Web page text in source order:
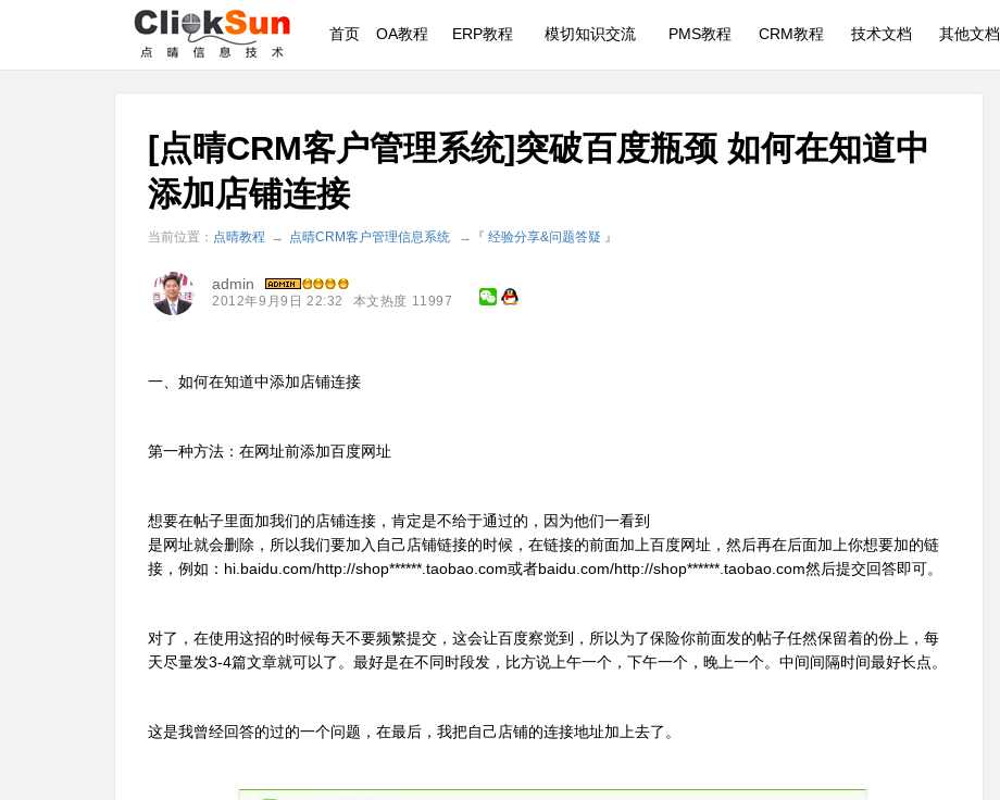
首页 OA教程 ERP教程 模切知识交流 PMS教程 CRM教程 技术文档 其他文档
[点晴CRM客户管理系统]突破百度瓶颈 如何在知道中
添加店铺连接
当前位置： 点晴教程 → 点晴CRM客户管理信息系统 → 『 经验分享&问题答疑 』
admin
2012年9月9日 22:32 本文热度 11997
一、如何在知道中添加店铺连接
第一种方法：在网址前添加百度网址
想要在帖子里面加我们的店铺连接，肯定是不给于通过的，因为他们一看到
是网址就会删除，所以我们要加入自己店铺链接的时候，在链接的前面加上百度网址，然后再在后面加上你想要加的链
接，例如：hi.baidu.com/http://shop******.taobao.com或者baidu.com/http://shop******.taobao.com然后提交回答即可。
对了，在使用这招的时候每天不要频繁提交，这会让百度察觉到，所以为了保险你前面发的帖子任然保留着的份上，每
天尽量发3-4篇文章就可以了。最好是在不同时段发，比方说上午一个，下午一个，晚上一个。中间间隔时间最好长点。
这是我曾经回答的过的一个问题，在最后，我把自己店铺的连接地址加上去了。